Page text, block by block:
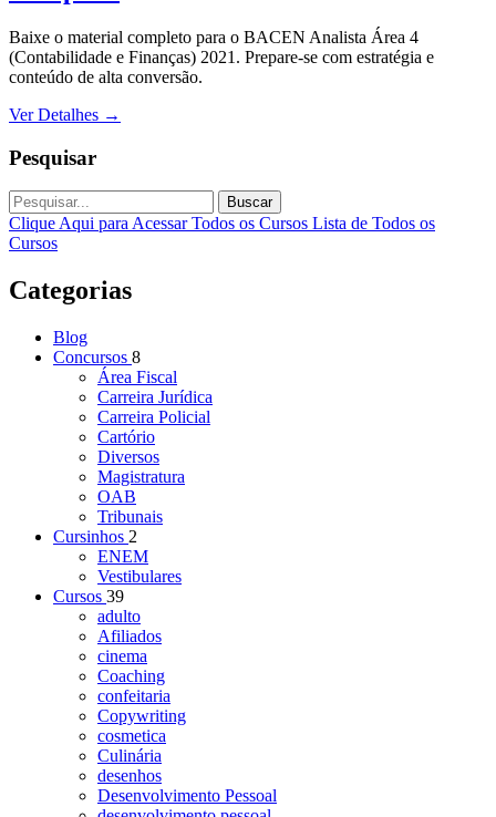
Baixe o material completo para o BACEN Analista Área 4
(Contabilidade e Finanças) 2021. Prepare-se com estratégia e
conteúdo de alta conversão.
Ver Detalhes →
Pesquisar
Buscar
Clique Aqui para Acessar Todos os Cursos Lista de Todos os
Cursos
Categorias
Blog
Concursos 8
Área Fiscal
Carreira Jurídica
Carreira Policial
Cartório
Diversos
Magistratura
OAB
Tribunais
Cursinhos 2
ENEM
Vestibulares
Cursos 39
adulto
Afiliados
cinema
Coaching
confeitaria
Copywriting
cosmetica
Culinária
desenhos
Desenvolvimento Pessoal